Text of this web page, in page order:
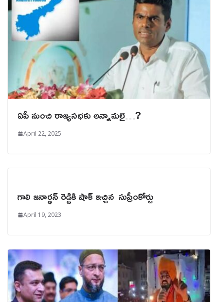
ఏపీ నుంచి రాజ్యసభకు అన్నామలై…?
April 22, 2025
గాలి జనార్థన్ రెడ్డికి షాక్ ఇచ్చిన సుప్రీంకోర్టు
April 19, 2023